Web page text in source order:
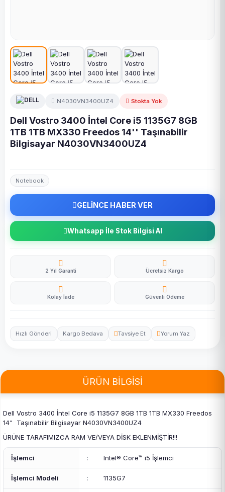
N4030VN3400UZ4 Stokta Yok
Dell Vostro 3400 İntel Core i5 1135G7 8GB
1TB 1TB MX330 Freedos 14'' Taşınabilir
Bilgisayar N4030VN3400UZ4
Notebook
GELİNCE HABER VER
Whatsapp İle Stok Bilgisi Al
2 Yıl Garanti Ücretsiz Kargo
Kolay İade Güvenli Ödeme
Hızlı Gönderi Kargo Bedava Tavsiye Et Yorum Yaz
ÜRÜN BİLGİSİ
Dell Vostro 3400 İntel Core i5 1135G7 8GB 1TB 1TB MX330 Freedos
14" Taşınabilir Bilgisayar N4030VN3400UZ4
ÜRÜNE TARAFIMIZCA RAM VE/VEYA DİSK EKLENMİŞTİR!!!
İşlemci : Intel® Core™ i5 İşlemci
İşlemci Modeli : 1135G7